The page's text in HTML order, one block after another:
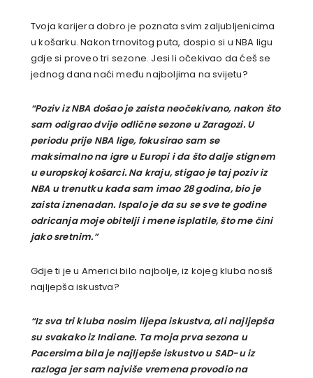
Tvoja karijera dobro je poznata svim zaljubljenicima
u košarku. Nakon trnovitog puta, dospio si u NBA ligu
gdje si proveo tri sezone. Jesi li očekivao da ćeš se
jednog dana naći među najboljima na svijetu?
“Poziv iz NBA došao je zaista neočekivano, nakon što
sam odigrao dvije odlične sezone u Zaragozi. U
periodu prije NBA lige, fokusirao sam se
maksimalno na igre u Europi i da što dalje stignem
u europskoj košarci. Na kraju, stigao je taj poziv iz
NBA u trenutku kada sam imao 28 godina, bio je
zaista iznenadan. Ispalo je da su se sve te godine
odricanja moje obitelji i mene isplatile, što me čini
jako sretnim.”
Gdje ti je u Americi bilo najbolje, iz kojeg kluba nosiš
najljepša iskustva?
“Iz sva tri kluba nosim lijepa iskustva, ali najljepša
su svakako iz Indiane. Ta moja prva sezona u
Pacersima bila je najljepše iskustvo u SAD-u iz
razloga jer sam najviše vremena provodio na